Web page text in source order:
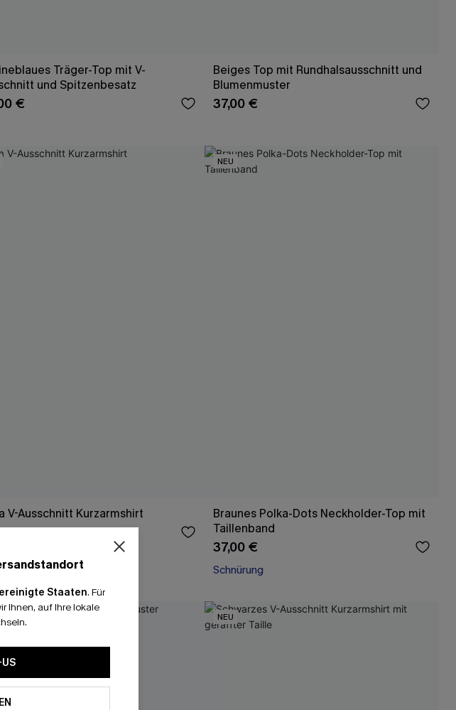
Träger-Top mit V-
und Spitzenbesatz
€
Beiges Top mit Rundhalsausschnitt und
Blumenmuster
37,00 €
V-Ausschnitt Kurzarmshirt
€
NEU
Braunes Polka-Dots Neckholder-Top mit
Taillenband
37,00 €
Schnürung
NEU
Staaten. Für
Ihnen, auf Ihre lokale